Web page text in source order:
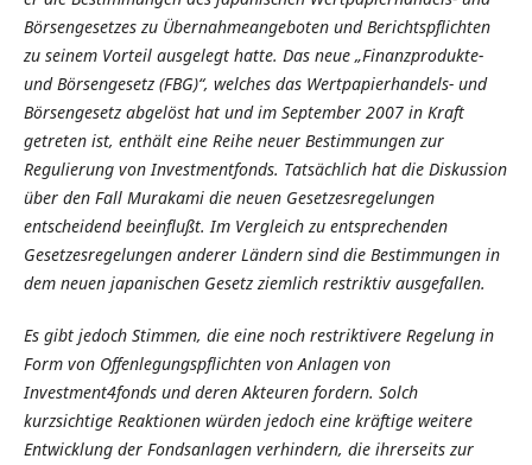
Börsengesetzes zu Übernahmeangeboten und Berichtspflichten
zu seinem Vorteil ausgelegt hatte. Das neue „Finanzprodukte-
und Börsengesetz (FBG)“, welches das Wertpapierhandels- und
Börsengesetz abgelöst hat und im September 2007 in Kraft
getreten ist, enthält eine Reihe neuer Bestimmungen zur
Regulierung von Investmentfonds. Tatsächlich hat die Diskussion
über den Fall Murakami die neuen Gesetzesregelungen
entscheidend beeinflußt. Im Vergleich zu entsprechenden
Gesetzesregelungen anderer Ländern sind die Bestimmungen in
dem neuen japanischen Gesetz ziemlich restriktiv ausgefallen.
Es gibt jedoch Stimmen, die eine noch restriktivere Regelung in
Form von Offenlegungspflichten von Anlagen von
Investment4fonds und deren Akteuren fordern. Solch
kurzsichtige Reaktionen würden jedoch eine kräftige weitere
Entwicklung der Fondsanlagen verhindern, die ihrerseits zur